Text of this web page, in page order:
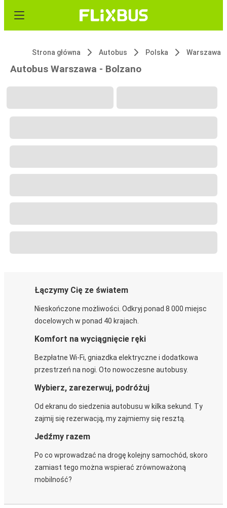
Strona główna Autobus Polska Warszawa
Autobus Warszawa - Bolzano
Łączymy Cię ze światem
Nieskończone możliwości. Odkryj ponad 8 000 miejsc
docelowych w ponad 40 krajach.
Komfort na wyciągnięcie ręki
Bezpłatne Wi-Fi, gniazdka elektryczne i dodatkowa
przestrzeń na nogi. Oto nowoczesne autobusy.
Wybierz, zarezerwuj, podróżuj
Od ekranu do siedzenia autobusu w kilka sekund. Ty
zajmij się rezerwacją, my zajmiemy się resztą.
Jedźmy razem
Po co wprowadzać na drogę kolejny samochód, skoro
zamiast tego można wspierać zrównoważoną
mobilność?